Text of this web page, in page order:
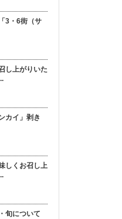
3・6街（サ
し上がりいた
カイ」剥き
しくお召し上
旬について